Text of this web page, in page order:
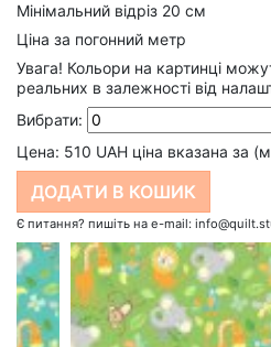
Мінімальний відріз 20 см
Ціна за погонний метр
Увага! Кольори на картинці
реальних в залежності від
Вибрати:
Цена: 510 UAH ціна вказана за
Є питання? пишіть на e-mail: